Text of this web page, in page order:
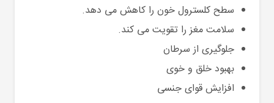
سطح کلسترول خون را کاهش می دهد.
سلامت مغز را تقویت می کند.
جلوگیری از سرطان
بهبود خلق و خوی
افزایش قوای جنسی